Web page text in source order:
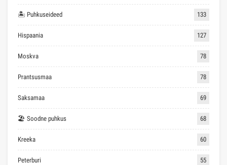
🏝 Puhkuseideed 133
Hispaania 127
Moskva 78
Prantsusmaa 78
Saksamaa 69
🏖 Soodne puhkus 68
Kreeka 60
Peterburi 55